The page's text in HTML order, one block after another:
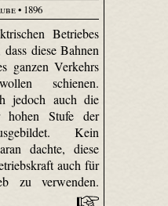
• 1896
Betriebes
diese Bahnen
ganzen Verkehrs
schienen.
jedoch auch die
hohen Stufe der
Kein
dachte, diese
auch für
zu verwenden.